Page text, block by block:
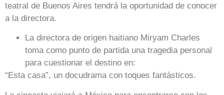
teatral de Buenos Aires tendrá la oportunidad de conocer
a la directora.
La directora de origen haitiano Miryam Charles
toma como punto de partida una tragedia personal
para cuestionar el destino en:
“Esta casa”, un docudrama con toques fantásticos.